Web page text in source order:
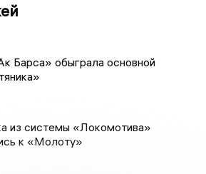
Барса» обыграла основной
из системы «Локомотива»
к «Молоту»